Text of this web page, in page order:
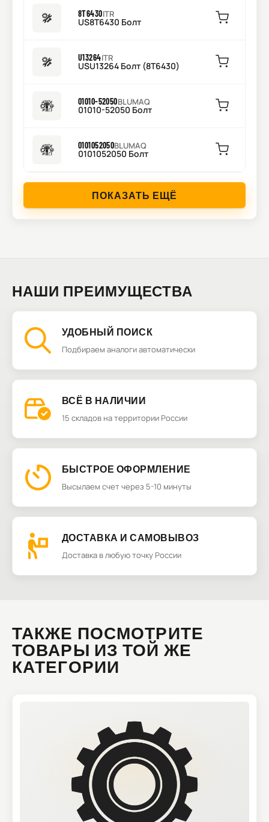
8T6430ITR
US8T6430 Болт
U13264ITR
USU13264 Болт (8T6430)
01010-52050BLUMAQ
01010-52050 Болт
0101052050BLUMAQ
0101052050 Болт
ПОКАЗАТЬ ЕЩЁ
НАШИ ПРЕИМУЩЕСТВА
УДОБНЫЙ ПОИСК
Подбираем аналоги автоматически
ВСЁ В НАЛИЧИИ
15 складов на территории России
БЫСТРОЕ ОФОРМЛЕНИЕ
Высылаем счет через 5-10 минуты
ДОСТАВКА И САМОВЫВОЗ
Доставка в любую точку России
ТАКЖЕ ПОСМОТРИТЕ
ТОВАРЫ ИЗ ТОЙ ЖЕ
КАТЕГОРИИ